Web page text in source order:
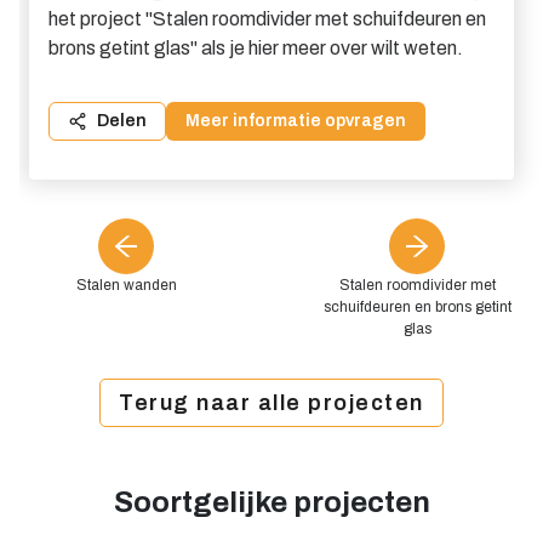
Stalen wanden
het project "Stalen roomdivider met schuifdeuren en
brons getint glas" als je hier meer over wilt weten.
Delen Meer informatie opvragen
Stalen roomdivider met
schuifdeuren en brons getint
glas
Terug naar alle projecten
Soortgelijke projecten